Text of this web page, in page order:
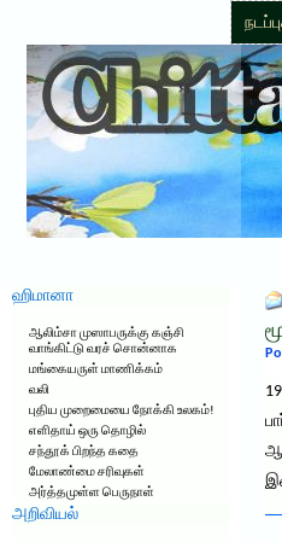
ஹிமானா
ஆலிம்சா முஸாபருக்கு கஞ்சி
வாங்கிட்டு வரச் சொன்னாக
மங்கையருள் மாணிக்கம்
வலி
புதிய முறைமையை நோக்கி உலகம்!
எளிதாய் ஒரு தொழில்
சந்தூக் பிறந்த கதை
மேலாண்மை சரிவுகள்
அர்த்தமுள்ள பெருநாள்
அறிவியல்